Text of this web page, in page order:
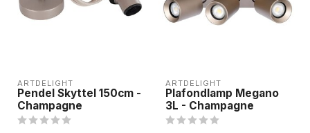
ARTDELIGHT
Pendel Skyttel 150cm -
Champagne
ARTDELIGHT
Plafondlamp Megano
3L - Champagne